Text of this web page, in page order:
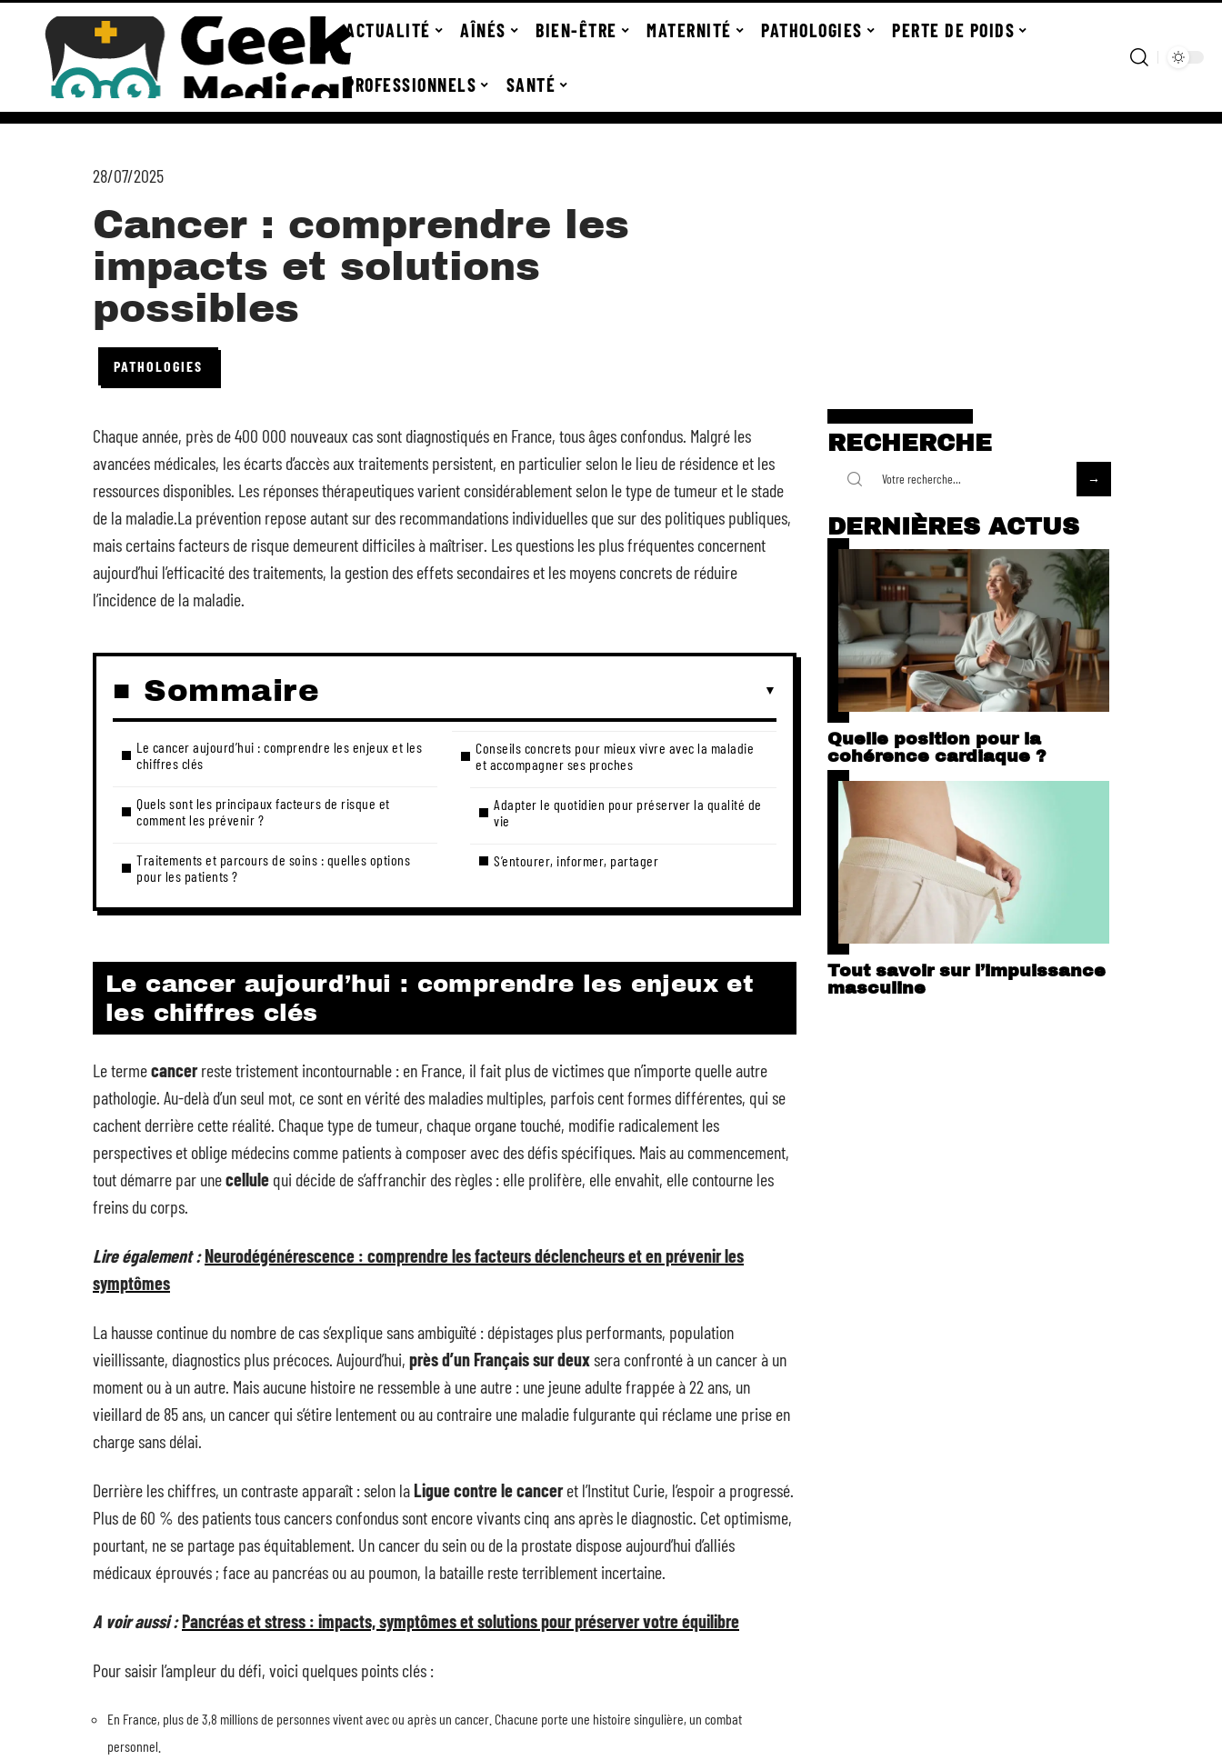
ACTUALITÉ AÎNÉS BIEN-ÊTRE MATERNITÉ PATHOLOGIES PERTE DE POIDS
PROFESSIONNELS SANTÉ
28/07/2025
Cancer : comprendre les
impacts et solutions
possibles
PATHOLOGIES
Chaque année, près de 400 000 nouveaux cas sont diagnostiqués en France, tous âges confondus. Malgré les
avancées médicales, les écarts d’accès aux traitements persistent, en particulier selon le lieu de résidence et les
ressources disponibles. Les réponses thérapeutiques varient considérablement selon le type de tumeur et le stade
de la maladie.La prévention repose autant sur des recommandations individuelles que sur des politiques publiques,
mais certains facteurs de risque demeurent difficiles à maîtriser. Les questions les plus fréquentes concernent
aujourd’hui l’efficacité des traitements, la gestion des effets secondaires et les moyens concrets de réduire
l’incidence de la maladie.
Sommaire
Le cancer aujourd’hui : comprendre les enjeux et les
chiffres clés
Quels sont les principaux facteurs de risque et
comment les prévenir ?
Traitements et parcours de soins : quelles options
pour les patients ?
Conseils concrets pour mieux vivre avec la maladie
et accompagner ses proches
Adapter le quotidien pour préserver la qualité de
vie
S’entourer, informer, partager
Le cancer aujourd’hui : comprendre les enjeux et
les chiffres clés
Le termecancerreste tristement incontournable : en France, il fait plus de victimes que n’importe quelle autre
pathologie. Au-delà d’un seul mot, ce sont en vérité des maladies multiples, parfois cent formes différentes, qui se
cachent derrière cette réalité. Chaque type de tumeur, chaque organe touché, modifie radicalement les
perspectives et oblige médecins comme patients à composer avec des défis spécifiques. Mais au commencement,
tout démarre par unecellule qui décide de s’affranchir des règles : elle prolifère, elle envahit, elle contourne les
freins du corps.
Lire également :Neurodégénérescence : comprendre les facteurs déclencheurs et en prévenir les
symptômes
La hausse continue du nombre de cas s’explique sans ambiguïté : dépistages plus performants, population
vieillissante, diagnostics plus précoces. Aujourd’hui, près d’un Français sur deuxsera confronté à un cancer à un
moment ou à un autre. Mais aucune histoire ne ressemble à une autre : une jeune adulte frappée à 22 ans, un
vieillard de 85 ans, un cancer qui s’étire lentement ou au contraire une maladie fulgurante qui réclame une prise en
charge sans délai.
Derrière les chiffres, un contraste apparaît : selon laLigue contre le canceret l’Institut Curie, l’espoir a progressé.
Plus de 60 % des patients tous cancers confondus sont encore vivants cinq ans après le diagnostic. Cet optimisme,
pourtant, ne se partage pas équitablement. Un cancer du sein ou de la prostate dispose aujourd’hui d’alliés
médicaux éprouvés ; face au pancréas ou au poumon, la bataille reste terriblement incertaine.
A voir aussi :Pancréas et stress : impacts, symptômes et solutions pour préserver votre équilibre
Pour saisir l’ampleur du défi, voici quelques points clés :
En France, plus de 3,8 millions de personnes vivent avec ou après un cancer. Chacune porte une histoire singulière, un combat
personnel.
RECHERCHE
DERNIÈRES ACTUS
Quelle position pour la
cohérence cardiaque ?
Tout savoir sur l’impuissance
masculine